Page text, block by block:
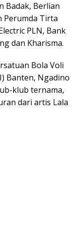
Badak, Berlian
Perumda Tirta
PLN, Bank
dan Kharisma.
Bola Voli
Banten, Ngadino
klub ternama,
dari artis Lala